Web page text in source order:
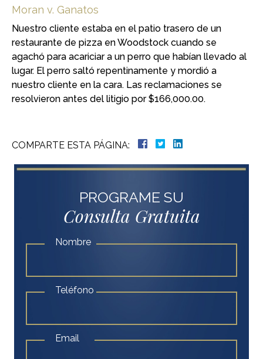
Moran v. Ganatos
Nuestro cliente estaba en el patio trasero de un
restaurante de pizza en Woodstock cuando se
agachó para acariciar a un perro que habían llevado al
lugar. El perro saltó repentinamente y mordió a
nuestro cliente en la cara. Las reclamaciones se
resolvieron antes del litigio por $166,000.00.
COMPARTE ESTA PÁGINA:
PROGRAME SU
Consulta Gratuita
Nombre
Teléfono
Email